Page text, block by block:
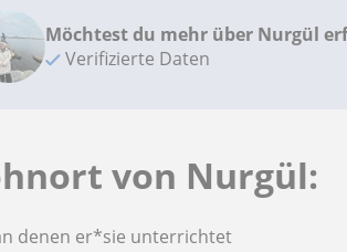
Möchtest du mehr über Nurgül
Verifizierte Daten
von Nurgül:
denen er*sie unterrichtet